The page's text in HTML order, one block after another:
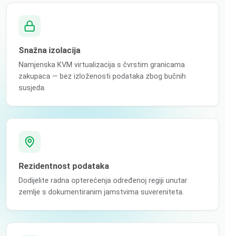
Snažna izolacija
Namjenska KVM virtualizacija s čvrstim granicama
zakupaca — bez izloženosti podataka zbog bučnih
susjeda.
Rezidentnost podataka
Dodijelite radna opterećenja određenoj regiji unutar
zemlje s dokumentiranim jamstvima suvereniteta.